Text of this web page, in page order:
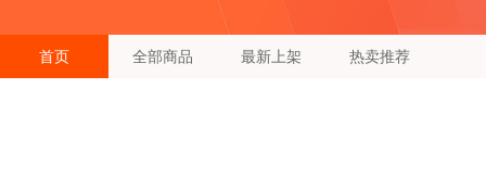
首页 全部商品 最新上架 热卖推荐